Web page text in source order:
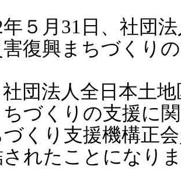
５月31日、社団
復興まちづくり
団法人全日本土
づくりの支援に
くり支援機構正
れたことになり